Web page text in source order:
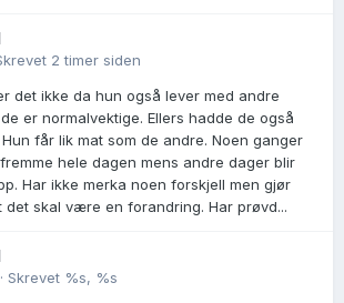
2 timer siden
det ikke da hun også lever med andre
er normalvektige. Ellers hadde de også
får lik mat som de andre. Noen ganger
hele dagen mens andre dager blir
Har ikke merka noen forskjell men gjør
det skal være en forandring. Har prøvd...
· Skrevet %s, %s